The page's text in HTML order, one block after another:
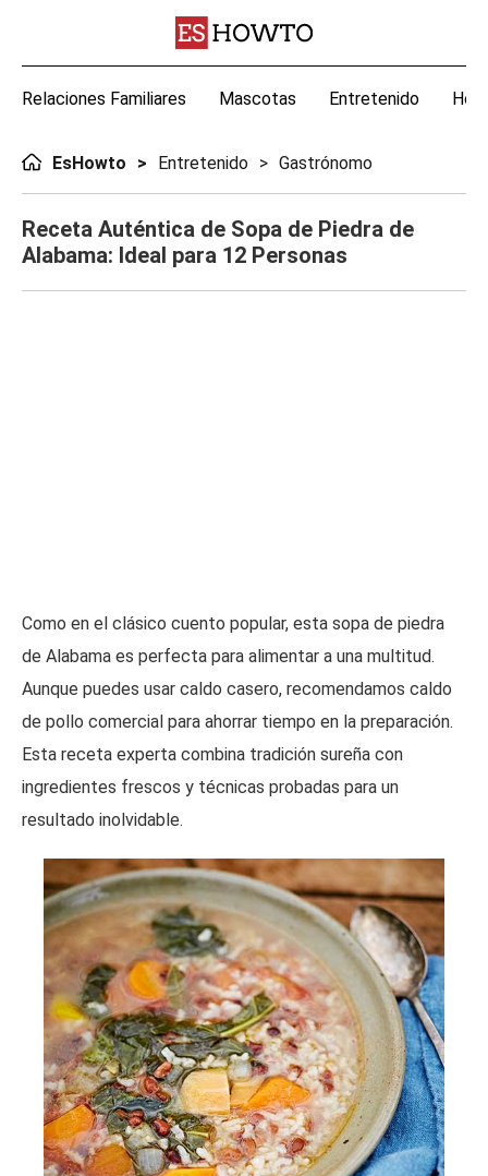
Relaciones Familiares Mascotas Entretenido
EsHowto Entretenido Gastrónomo
Receta Auténtica de Sopa de Piedra de
Alabama: Ideal para 12 Personas
Como en el clásico cuento popular, esta sopa de piedra
de Alabama es perfecta para alimentar a una multitud.
Aunque puedes usar caldo casero, recomendamos caldo
de pollo comercial para ahorrar tiempo en la preparación.
Esta receta experta combina tradición sureña con
ingredientes frescos y técnicas probadas para un
resultado inolvidable.